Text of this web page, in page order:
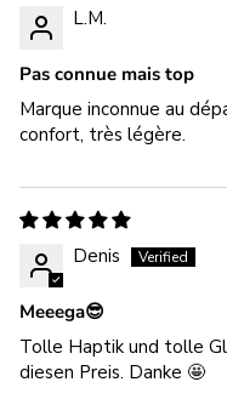
L.M.
Pas connue mais top
Marque inconnue au
confort, très légère.
Denis
Meeega😎
Tolle Haptik und tolle
diesen Preis. Danke 🤩